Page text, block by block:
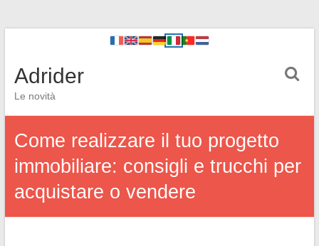
Adrider
Le novità
Come realizzare il tuo progetto
immobiliare: consigli e trucchi per
acquistare o vendere